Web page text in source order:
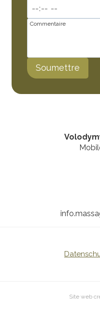
Commentaire
Soumettre
Site web